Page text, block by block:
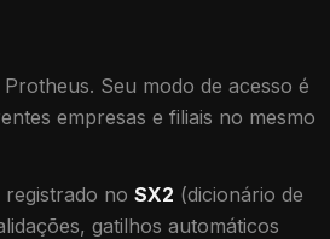
Seu modo de acesso é
empresas e filiais no mesmo
no SX2 (dicionário de
gatilhos automáticos